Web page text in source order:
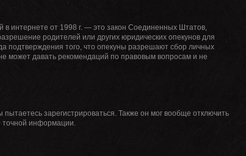
в интернете от 1998 г. — это закон Соединенных Штатов,
родителей или других юридических опекунов для
подтверждения того, что опекуны разрешают сбор личных
может давать рекомендаций по правовым вопросам и не
зарегистрироваться. Также он мог вообще отключить
точной информации.